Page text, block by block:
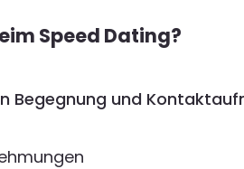
Speed Dating?
Begegnung und